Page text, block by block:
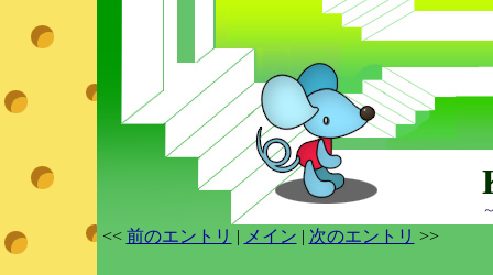
<< 前のエントリ | メイン | 次のエントリ >>